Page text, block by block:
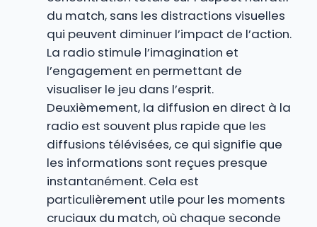
du match, sans les distractions visuelles
qui peuvent diminuer l’impact de l’action.
La radio stimule l’imagination et
l’engagement en permettant de
visualiser le jeu dans l’esprit.
Deuxièmement, la diffusion en direct à la
radio est souvent plus rapide que les
diffusions télévisées, ce qui signifie que
les informations sont reçues presque
instantanément. Cela est
particulièrement utile pour les moments
cruciaux du match, où chaque seconde